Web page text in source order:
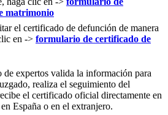
matrimonio
el certificado de defunción de manera
en -> formulario de certificado de
de expertos valida la información para
realiza el seguimiento del
el certificado oficial directamente en
España o en el extranjero.